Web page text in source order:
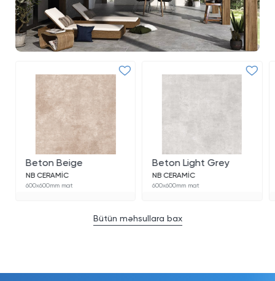
Bütün məhsullara bax
Beton Beige
NB CERAMİC
600x600mm mat
Beton Light Grey
NB CERAMİC
600x600mm mat